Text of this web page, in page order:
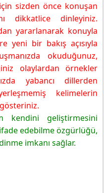
sizden önce konuşan
dikkatlice dinleyiniz.
yararlanarak konuyla
yeni bir bakış açısıyla
okuduğunuz,
olaylardan örnekler
yabancı dillerden
kelimelerin
kendini geliştirmesini
edebilme özgürlüğü,
imkanı sağlar.